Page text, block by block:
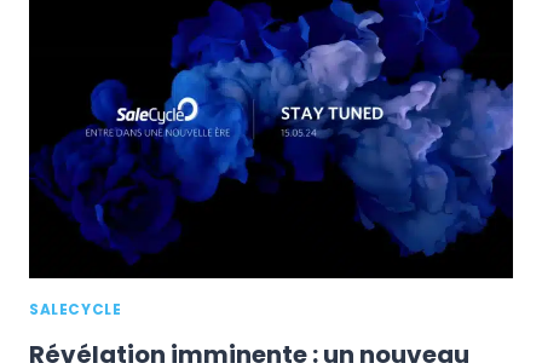
D’ACTIVATION
MARKETING
SALECYCLE
Révélation imminente : un nouveau